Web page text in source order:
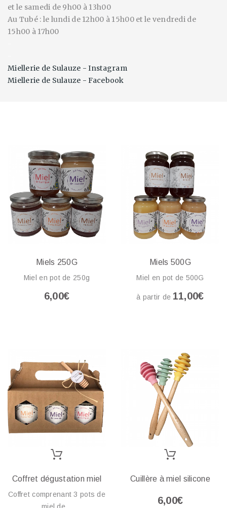
et le samedi de 9h00 à 13h00
Au Tubé : le lundi de 12h00 à 15h00 et le vendredi de
15h00 à 17h00
Miellerie de Sulauze - Instagram
Miellerie de Sulauze - Facebook
Miels 250G
Miel en pot de 250g
6,00€
Miels 500G
Miel en pot de 500G
à partir de 11,00€
Coffret dégustation miel
Coffret comprenant 3 pots de
miel de...
Cuillère à miel silicone
6,00€